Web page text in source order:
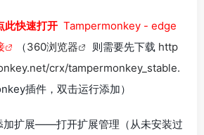
此快速打开 Tampermonkey - edge
（360浏览器 则需要先下载 http
crx/tampermonkey_stable.
插件，双击运行添加）
扩展——打开扩展管理（从未安装过